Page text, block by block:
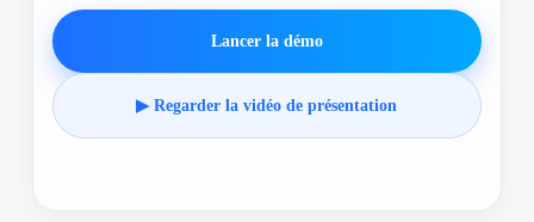
Lancer la démo
▶ Regarder la vidéo de présentation